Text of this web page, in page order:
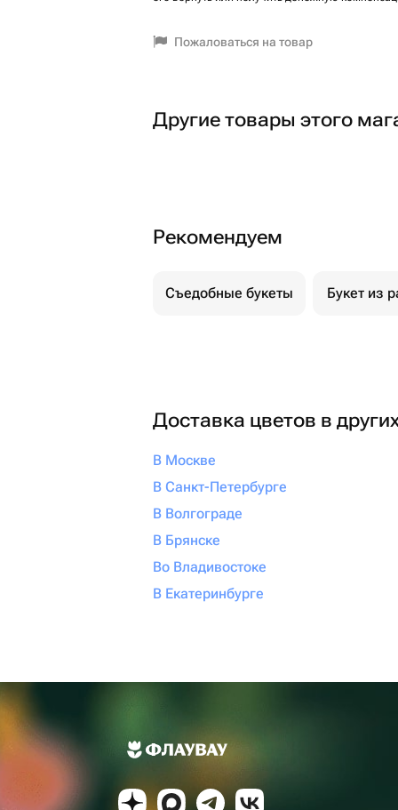
Пожаловаться на товар
Другие товары этого
Рекомендуем
Съедобные букеты Букет из
Доставка цветов в
В Москве
В Санкт-Петербурге
В Волгограде
В Брянске
Во Владивостоке
В Екатеринбурге